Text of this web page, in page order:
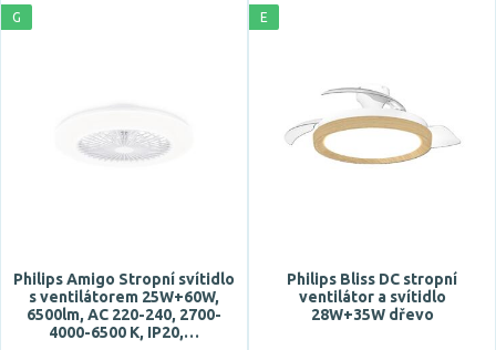
G
Philips Amigo Stropní svítidlo
s ventilátorem 25W+60W,
6500lm, AC 220-240, 2700-
4000-6500 K, IP20,…
E
Philips Bliss DC stropní
ventilátor a svítidlo
28W+35W dřevo